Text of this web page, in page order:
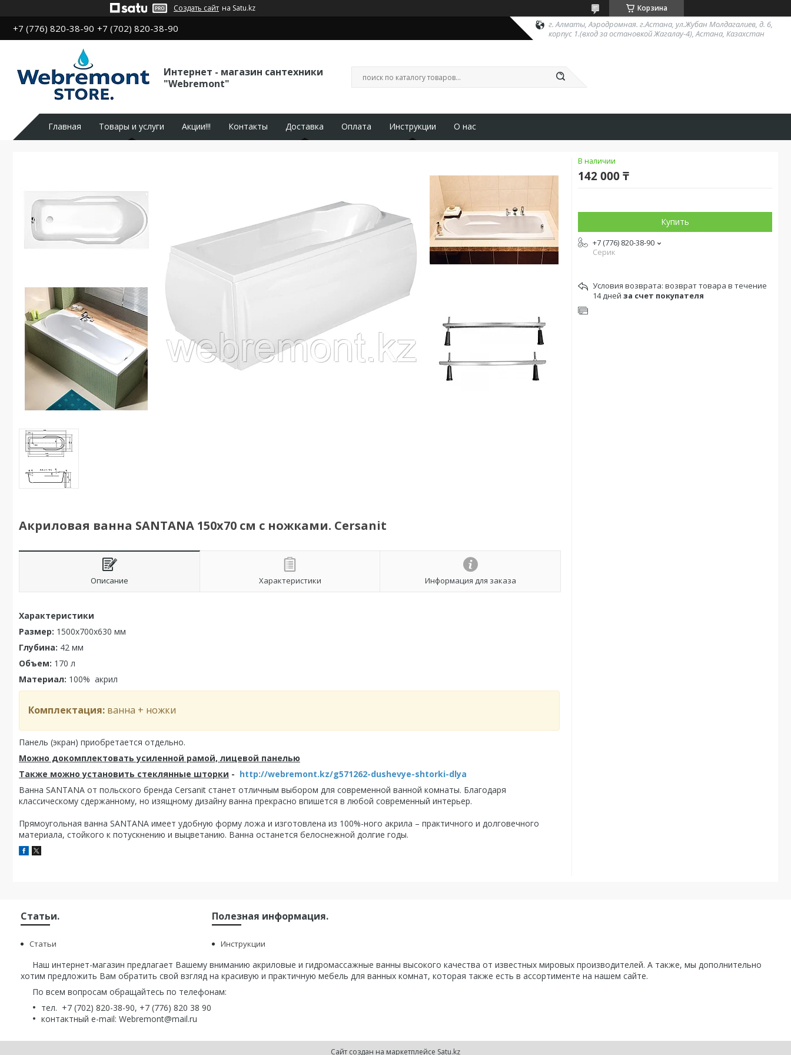
Создать сайт на Satu.kz Корзина
+7 (776) 820-38-90 +7 (702) 820-38-90
г. Алматы, Аэродромная. г.Астана, ул.Жубан Молдагалиев, д. 6,
корпус 1.(вход за остановкой Жагалау-4), Астана, Казахстан
Интернет - магазин сантехники
"Webremont"
Главная Товары и услуги Акции!!! Контакты Доставка Оплата Инструкции О нас
Акриловая ванна SANTANA 150х70 см с ножками. Cersanit
Описание Характеристики Информация для заказа
Характеристики
Размер: 1500x700x630 мм
Глубина: 42 мм
Объем: 170 л
Материал: 100% акрил
Комплектация: ванна + ножки
Панель (экран) приобретается отдельно.
Можно докомплектовать усиленной рамой, лицевой панелью
Также можно установить стеклянные шторки - http://webremont.kz/g571262-dushevye-shtorki-dlya
Ванна SANTANA от польского бренда Cersanit станет отличным выбором для современной ванной комнаты. Благодаря
классическому сдержанному, но изящному дизайну ванна прекрасно впишется в любой современный интерьер.
Прямоугольная ванна SANTANA имеет удобную форму ложа и изготовлена из 100%-ного акрила – практичного и долговечного
материала, стойкого к потускнению и выцветанию. Ванна останется белоснежной долгие годы.
В наличии
142 000 ₸
Купить
+7 (776) 820-38-90
Серик
возврат товара в течение
14 дней за счет покупателя
Статьи.
Статьи
Полезная информация.
Инструкции
Наш интернет-магазин предлагает Вашему вниманию акриловые и гидромассажные ванны высокого качества от известных мировых производителей. А также, мы дополнительно
хотим предложить Вам обратить свой взгляд на красивую и практичную мебель для ванных комнат, которая также есть в ассортименте на нашем сайте.
По всем вопросам обращайтесь по телефонам:
тел. +7 (702) 820-38-90, +7 (776) 820 38 90
контактный e-mail: Webremont@mail.ru
Сайт создан на маркетплейсе Satu.kz